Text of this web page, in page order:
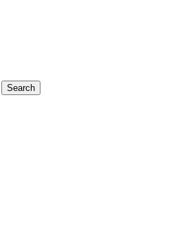
Search